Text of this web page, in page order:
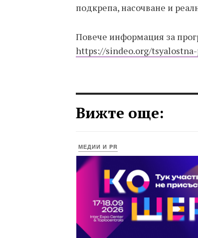
подкрепа, насочване и
Повече информация за
https://sindeo.org/
Вижте още:
МЕДИИ И PR